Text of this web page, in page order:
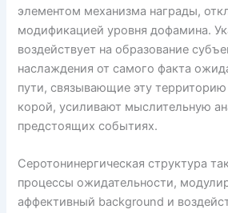
элементом механизма награды,
модификацией уровня дофамина.
воздействует на образование
наслаждения от самого факта
пути, связывающие эту
корой, усиливают мыслительную
предстоящих событиях.
Серотонинергическая структура
процессы ожидательности,
аффективный background и